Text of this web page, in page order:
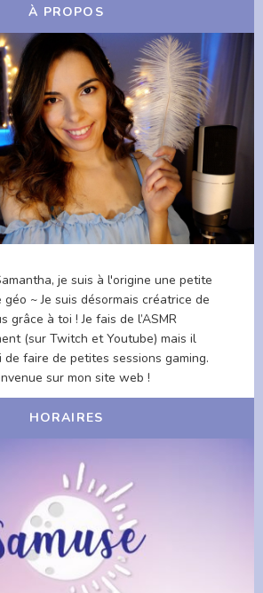
À PROPOS
je suis à l'origine une petite
~ Je suis désormais créatrice de
grâce à toi ! Je fais de l’ASMR
(sur Twitch et Youtube) mais il
de faire de petites sessions gaming.
sur mon site web !
HORAIRES